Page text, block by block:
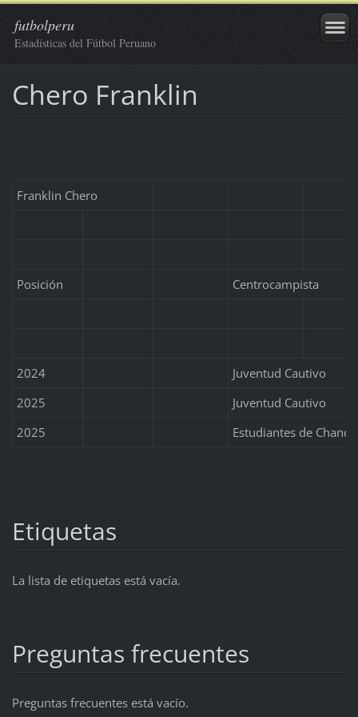
futbolperu
Estadísticas del Fútbol Peruano
Chero Franklin
Franklin Chero
Posición Centrocampista
2024
Juventud Cautivo
2025
Juventud Cautivo
2025
Estudiantes de
Etiquetas
La lista de etiquetas está vacía.
Preguntas frecuentes
Preguntas frecuentes está vacío.